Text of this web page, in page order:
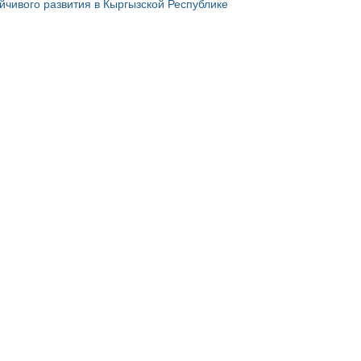
развития в Кыргызской Республике